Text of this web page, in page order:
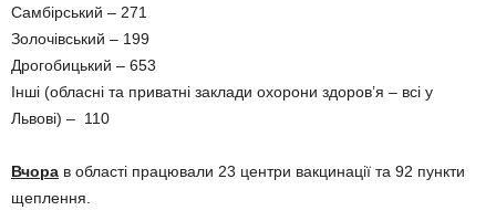
Самбірський – 271
Золочівський – 199
Дрогобицький – 653
Інші (обласні та приватні заклади охорони здоров’я – всі у
Львові) – 110
Вчора в області працювали 23 центри вакцинації та 92 пункти
щеплення.